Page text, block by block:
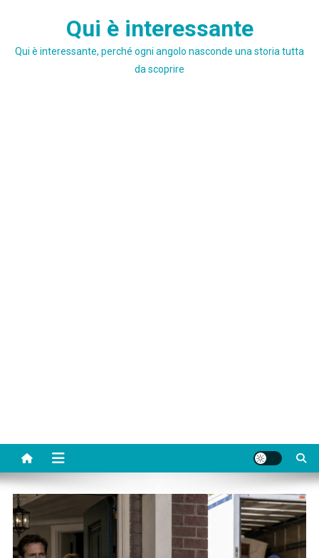
Qui è interessante
Qui è interessante, perché ogni angolo nasconde una storia tutta
da scoprire